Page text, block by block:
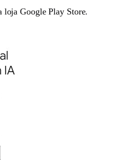
loja Google Play Store.